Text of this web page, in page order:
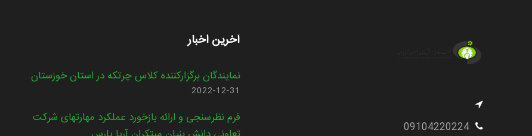
09104220224
آخرین اخبار
نمایندگان برگزارکننده کلاس چرتکه در استان خوزستان
2022-12-31
فرم نظرسنجی و ارائه بازخورد عملکرد مهارتهای شرکت